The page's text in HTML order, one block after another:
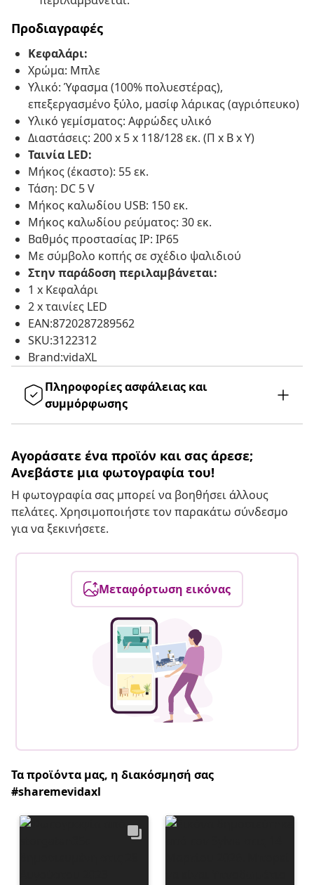
Προδιαγραφές
Κεφαλάρι:
Χρώμα: Μπλε
Υλικό: Ύφασμα (100% πολυεστέρας),
επεξεργασμένο ξύλο, μασίφ λάρικας (αγριόπευκο)
Υλικό γεμίσματος: Αφρώδες υλικό
Διαστάσεις: 200 x 5 x 118/128 εκ. (Π x Β x Υ)
Ταινία LED:
Μήκος (έκαστο): 55 εκ.
Τάση: DC 5 V
Μήκος καλωδίου USB: 150 εκ.
Μήκος καλωδίου ρεύματος: 30 εκ.
Βαθμός προστασίας IP: IP65
Με σύμβολο κοπής σε σχέδιο ψαλιδιού
Στην παράδοση περιλαμβάνεται:
1 x Κεφαλάρι
2 x ταινίες LED
EAN:8720287289562
SKU:3122312
Brand:vidaXL
Πληροφορίες ασφάλειας και
συμμόρφωσης
Αγοράσατε ένα προϊόν και σας άρεσε;
Ανεβάστε μια φωτογραφία του!
Η φωτογραφία σας μπορεί να βοηθήσει άλλους
πελάτες. Χρησιμοποιήστε τον παρακάτω σύνδεσμο
για να ξεκινήσετε.
Μεταφόρτωση εικόνας
Τα προϊόντα μας, η διακόσμησή σας
#sharemevidaxl